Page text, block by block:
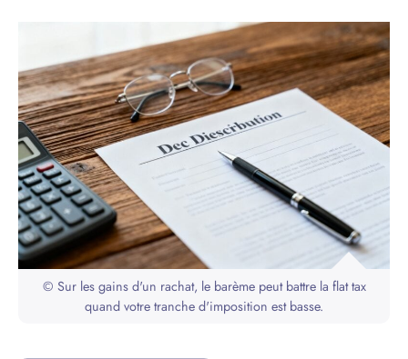
© Sur les gains d'un rachat, le barème peut battre la flat tax
quand votre tranche d'imposition est basse.